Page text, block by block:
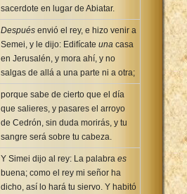
sacerdote en lugar de Abiatar.
Después envió el rey, e hizo venir a
Semei, y le dijo: Edifícate una casa
en Jerusalén, y mora ahí, y no
salgas de allá a una parte ni a otra;
porque sabe de cierto que el día
que salieres, y pasares el arroyo
de Cedrón, sin duda morirás, y tu
sangre será sobre tu cabeza.
Y Simei dijo al rey: La palabra es
buena; como el rey mi señor ha
dicho, así lo hará tu siervo. Y habitó